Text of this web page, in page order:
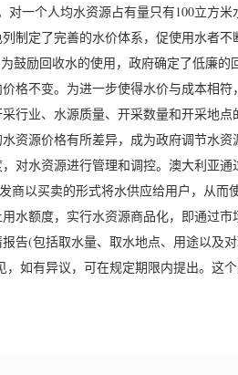
一个人均水资源占有量只有100立方米
制定了完善的水价体系，促使用水者不
鼓励回收水的使用，政府确定了低廉的
格不变。为进一步使得水价与成本相符
行业、水源质量、开采数量和开采地点
资源价格有所差异，成为政府调节水资
对水资源进行管理和调控。澳大利亚通
商以买卖的形式将水供应给用户，从而
水额度，实行水资源商品化，即通过市
告(包括取水量、取水地点、用途以及
如有异议，可在规定期限内提出。这